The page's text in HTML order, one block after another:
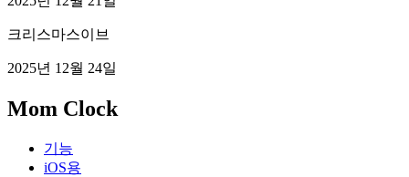
크리스마스이브
2025년 12월 24일
Mom Clock
기능
iOS용